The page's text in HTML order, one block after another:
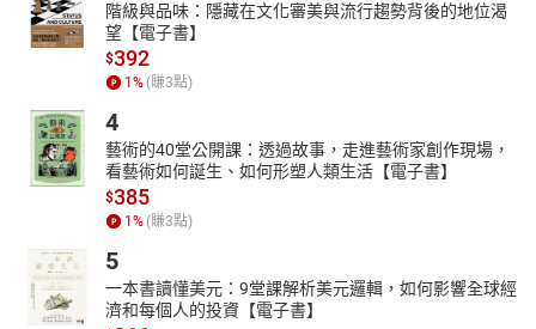
階級與品味：隱藏在文化審美與流行趨勢背後的地位渴
望【電子書】
$392
1% (賺3點)
4
藝術的40堂公開課：透過故事，走進藝術家創作現場，
看藝術如何誕生、如何形塑人類生活【電子書】
$385
1% (賺3點)
5
一本書讀懂美元：9堂課解析美元邏輯，如何影響全球經
濟和每個人的投資【電子書】